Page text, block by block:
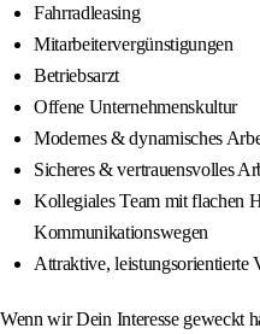
Fahrradleasing
Mitarbeitervergünstigungen
Betriebsarzt
Offene Unternehmenskultur
Modernes & dynamisches
Sicheres & vertrauensvolles
Kollegiales Team mit flachen
Kommunikationswegen
Attraktive, leistungsorientierte
Wenn wir Dein Interesse geweckt